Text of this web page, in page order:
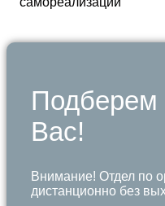
Подберем
Вас!
Внимание! Отдел по
дистанционно без